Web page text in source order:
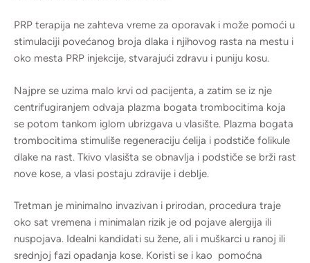
PRP terapija ne zahteva vreme za oporavak i može pomoći u
stimulaciji povećanog broja dlaka i njihovog rasta na mestu i
oko mesta PRP injekcije, stvarajući zdravu i puniju kosu.
Najpre se uzima malo krvi od pacijenta, a zatim se iz nje
centrifugiranjem odvaja plazma bogata trombocitima koja
se potom tankom iglom ubrizgava u vlasište. Plazma bogata
trombocitima stimuliše regeneraciju ćelija i podstiče folikule
dlake na rast. Tkivo vlasišta se obnavlja i podstiče se brži rast
nove kose, a vlasi postaju zdravije i deblje.
Tretman je minimalno invazivan i prirodan, procedura traje
oko sat vremena i minimalan rizik je od pojave alergija ili
nuspojava. Idealni kandidati su žene, ali i muškarci u ranoj ili
srednjoj fazi opadanja kose. Koristi se i kao pomoćna